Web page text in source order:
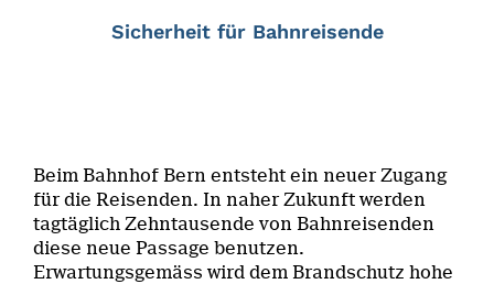
Sicherheit für Bahnreisende
Beim Bahnhof Bern entsteht ein neuer Zugang
für die Reisenden. In naher Zukunft werden
tagtäglich Zehntausende von Bahnreisenden
diese neue Passage benutzen.
Erwartungsgemäss wird dem Brandschutz hohe